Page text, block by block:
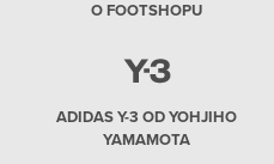
O FOOTSHOPU
ADIDAS Y-3 OD YOHJIHO
YAMAMOTA